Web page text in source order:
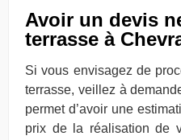
Avoir un devis
terrasse à
Si vous envisagez de
terrasse, veillez à
permet d’avoir une
prix de la réalisation de